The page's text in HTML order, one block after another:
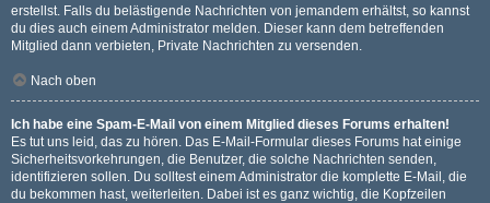
erstellst. Falls du belästigende Nachrichten von jemandem erhältst, so kannst
du dies auch einem Administrator melden. Dieser kann dem betreffenden
Mitglied dann verbieten, Private Nachrichten zu versenden.
Nach oben
Ich habe eine Spam-E-Mail von einem Mitglied dieses Forums erhalten!
Es tut uns leid, das zu hören. Das E-Mail-Formular dieses Forums hat einige
Sicherheitsvorkehrungen, die Benutzer, die solche Nachrichten senden,
identifizieren sollen. Du solltest einem Administrator die komplette E-Mail, die
du bekommen hast, weiterleiten. Dabei ist es ganz wichtig, die Kopfzeilen